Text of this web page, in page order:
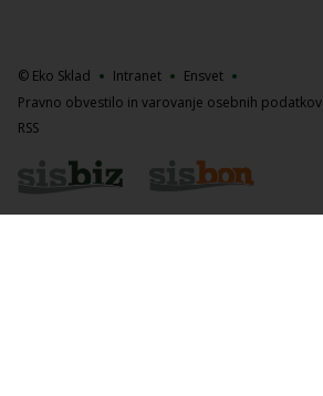
© Eko Sklad Intranet
Ensvet
Pravno obvestilo in varovanje osebnih podatkov
RSS